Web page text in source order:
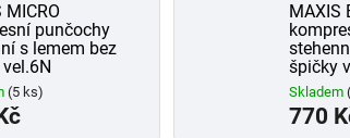
MICRO
punčochy
s lemem bez
(5 ks)
MAXIS
špičky
Skladem
770